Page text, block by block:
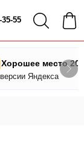
35-55
Хорошее место
Яндекса